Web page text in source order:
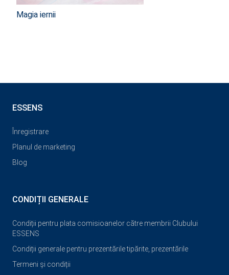
Magia iernii
ESSENS
Înregistrare
Planul de marketing
Blog
CONDIȚII GENERALE
Condiții pentru plata comisioanelor către membrii Clubului
ESSENS
Condiții generale pentru prezentările tipărite, prezentările
Termeni și condiții